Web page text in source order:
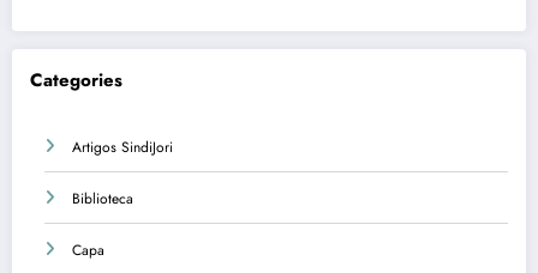
Categories
Artigos SindiJori
Biblioteca
Capa